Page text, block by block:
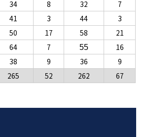
34 8 32
7
41 3 44
3
50 17 58
21
64 7 55
16
38 9 36
9
265 52 262 67